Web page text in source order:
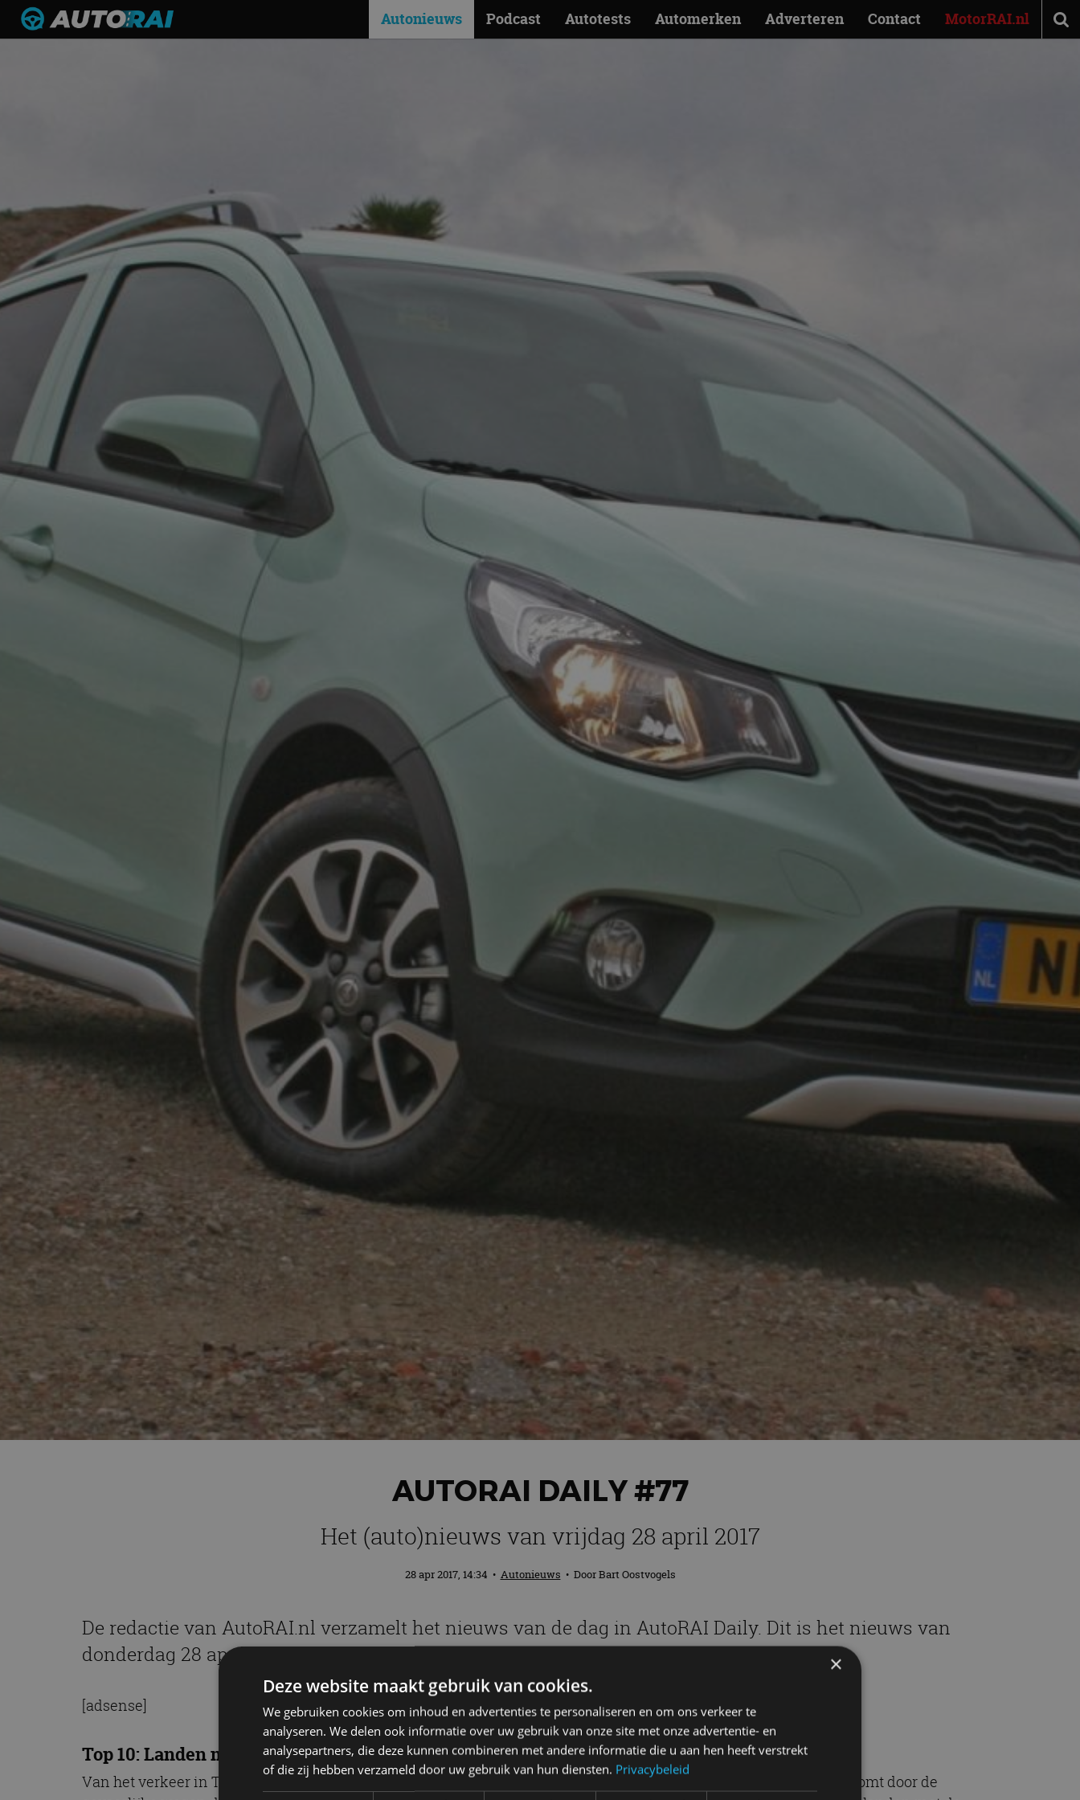
Autonieuws Podcast Autotests Automerken Adverteren Contact MotorRAI.nl
AUTORAI DAILY #77
Het (auto)nieuws van vrijdag 28 april 2017
28 apr 2017, 14:34 • Autonieuws • DoorBart Oostvogels
De redactie van AutoRAI.nl verzamelt het nieuws van de dag in AutoRAI Daily. Dit is het nieuws van
donderdag 28 april 2017.
[adsense]
Top 10: Landen met de ‘dodelijkste’ wegen
Van het verkeer in Thailand word je niet blij. Daar vallen de op één na meeste verkeersslachtoffers ter wereld. Dit komt door de
×
Deze website maakt gebruik van cookies.
We gebruiken cookies om inhoud en advertenties te personaliseren en om ons verkeer te
analyseren. We delen ook informatie over uw gebruik van onze site met onze advertentie- en
analysepartners, die deze kunnen combineren met andere informatie die u aan hen heeft verstrekt
of die zij hebben verzameld door uw gebruik van hun diensten. Privacybeleid